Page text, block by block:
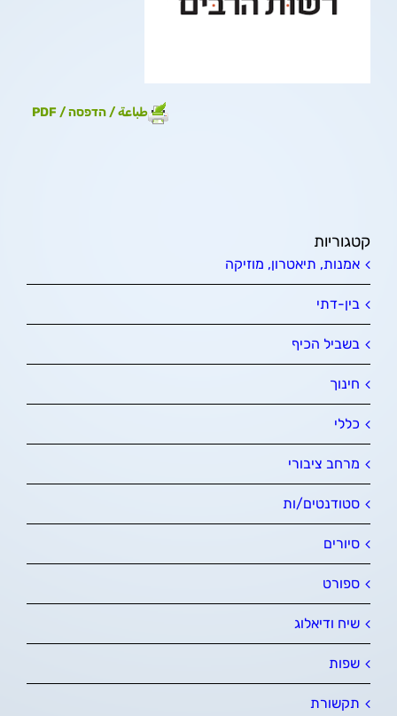
طباعة / הדפסה / PDF
קטגוריות
אמנות, תיאטרון, מוזיקה
בין-דתי
בשביל הכיף
חינוך
כללי
מרחב ציבורי
סטודנטים/ות
סיורים
ספורט
שיח ודיאלוג
שפות
תקשורת